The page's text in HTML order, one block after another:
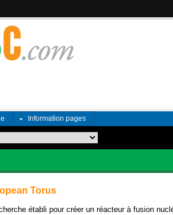
Information pages
Torus
établi pour créer un réacteur à fusion